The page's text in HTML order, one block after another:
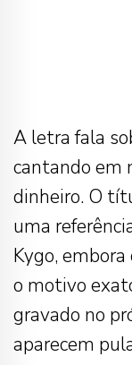
A letra fala
cantando em
dinheiro. O
uma
Kygo,
o motivo
gravado no
aparecem